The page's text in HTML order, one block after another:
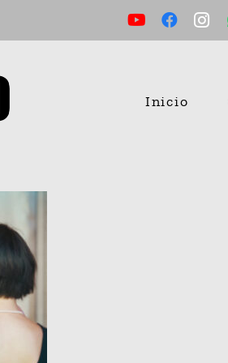
Inicio